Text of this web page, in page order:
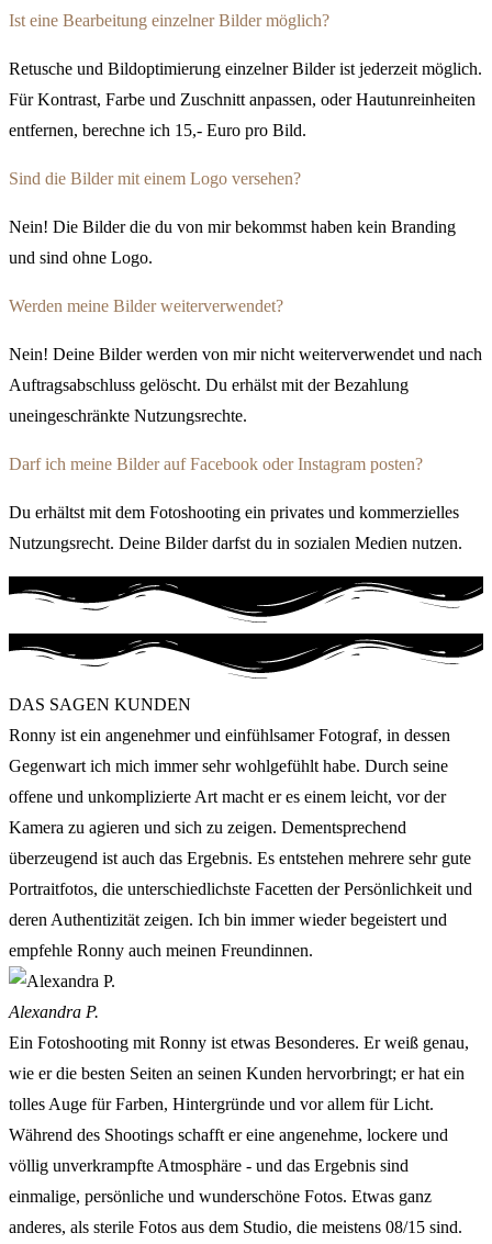
Ist eine Bearbeitung einzelner Bilder möglich?
Retusche und Bildoptimierung einzelner Bilder ist jederzeit möglich.
Für Kontrast, Farbe und Zuschnitt anpassen, oder Hautunreinheiten
entfernen, berechne ich 15,- Euro pro Bild.
Sind die Bilder mit einem Logo versehen?
Nein! Die Bilder die du von mir bekommst haben kein Branding
und sind ohne Logo.
Werden meine Bilder weiterverwendet?
Nein! Deine Bilder werden von mir nicht weiterverwendet und nach
Auftragsabschluss gelöscht. Du erhälst mit der Bezahlung
uneingeschränkte Nutzungsrechte.
Darf ich meine Bilder auf Facebook oder Instagram posten?
Du erhältst mit dem Fotoshooting ein privates und kommerzielles
Nutzungsrecht. Deine Bilder darfst du in sozialen Medien nutzen.
DAS SAGEN KUNDEN
Ronny ist ein angenehmer und einfühlsamer Fotograf, in dessen
Gegenwart ich mich immer sehr wohlgefühlt habe. Durch seine
offene und unkomplizierte Art macht er es einem leicht, vor der
Kamera zu agieren und sich zu zeigen. Dementsprechend
überzeugend ist auch das Ergebnis. Es entstehen mehrere sehr gute
Portraitfotos, die unterschiedlichste Facetten der Persönlichkeit und
deren Authentizität zeigen. Ich bin immer wieder begeistert und
empfehle Ronny auch meinen Freundinnen.
Alexandra P.
Ein Fotoshooting mit Ronny ist etwas Besonderes. Er weiß genau,
wie er die besten Seiten an seinen Kunden hervorbringt; er hat ein
tolles Auge für Farben, Hintergründe und vor allem für Licht.
Während des Shootings schafft er eine angenehme, lockere und
völlig unverkrampfte Atmosphäre - und das Ergebnis sind
einmalige, persönliche und wunderschöne Fotos. Etwas ganz
anderes, als sterile Fotos aus dem Studio, die meistens 08/15 sind.